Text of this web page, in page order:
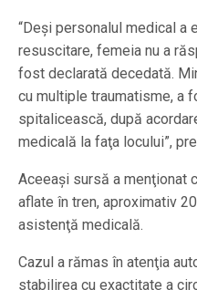
“Deşi personalul medical a
resuscitare, femeia nu a
fost declarată decedată.
cu multiple traumatisme, a
spitalicească, după
medicală la faţa locului”,
Aceeaşi sursă a menţionat
aflate în tren, aproximativ
asistenţă medicală.
Cazul a rămas în atenţia
stabilirea cu exactitate a